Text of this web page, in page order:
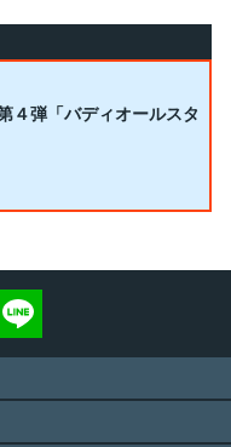
４弾「バディオールスタ
る でシェアする